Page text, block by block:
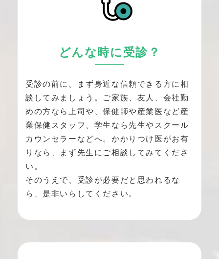
どんな時に受診？
受診の前に、まず身近な信頼できる方に相
談してみましょう。ご家族、友人、会社勤
めの方なら上司や、保健師や産業医など産
業保健スタッフ、学生なら先生やスクール
カウンセラーなどへ。かかりつけ医がお有
りなら、まず先生にご相談してみてくださ
い。
そのうえで、受診が必要だと思われるな
ら、是非いらしてください。